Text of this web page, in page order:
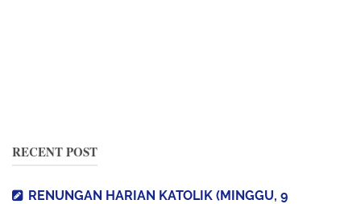
RECENT POST
RENUNGAN HARIAN KATOLIK (MINGGU, 9